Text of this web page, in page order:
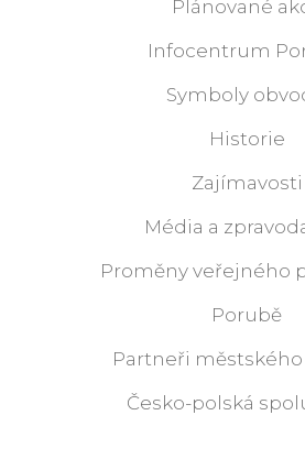
Plánované
Infocentrum
Symboly
Historie
Zajímavosti
Média a
Proměny veřejného
Porubě
Partneři
Česko-polská